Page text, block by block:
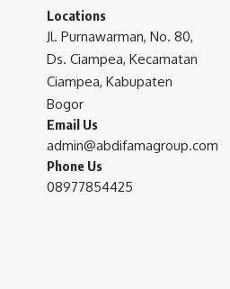
Locations
Jl. Purnawarman, No. 80,
Ds. Ciampea, Kecamatan
Ciampea, Kabupaten
Bogor
Email Us
admin@abdifamagroup.com
Phone Us
08977854425